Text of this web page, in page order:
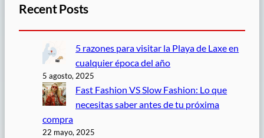
Recent Posts
5 razones para visitar la Playa de Laxe en
cualquier época del año
5 agosto, 2025
Fast Fashion VS Slow Fashion: Lo que
necesitas saber antes de tu próxima
compra
22 mayo, 2025